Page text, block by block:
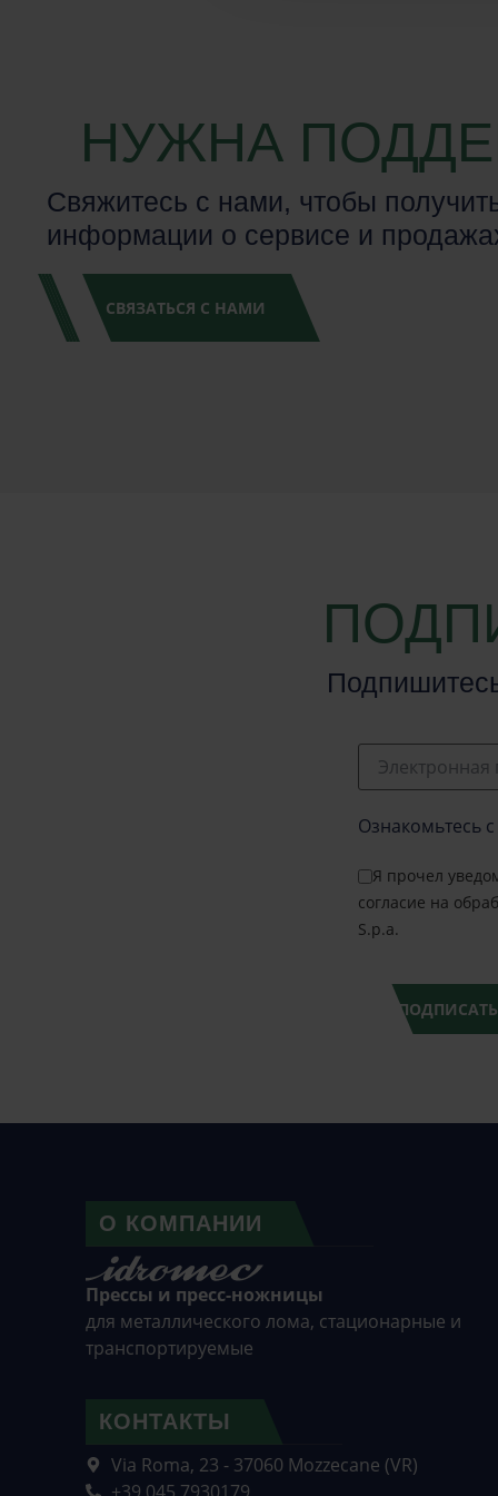
НУЖНА
Свяжитесь с нами, чтобы
информации о сервисе и
СВЯЗАТЬСЯ С НАМИ
Электронная
Ознакомьтесь
Я прочел
согласие на
S.p.a.
О КОМПАНИИ
Прессы и пресс-ножницы
для металлического лома, стационарные и
транспортируемые
КОНТАКТЫ
Via Roma, 23 - 37060 Mozzecane (VR)